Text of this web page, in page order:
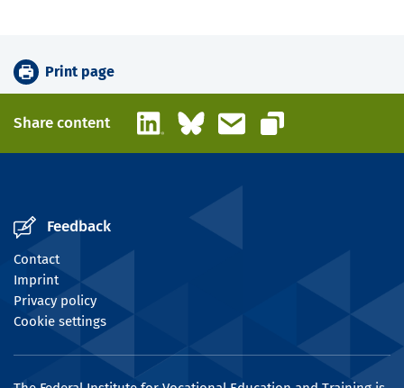
Print page
Share content LinkedInBlueskyEmail
Copy link
Feedback
Contact
Imprint
Privacy policy
Cookie settings